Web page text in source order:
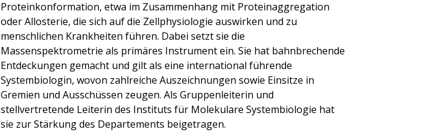
Proteinkonformation, etwa im Zusammenhang mit Proteinaggregation
oder Allosterie, die sich auf die Zellphysiologie auswirken und zu
menschlichen Krankheiten führen. Dabei setzt sie die
Massenspektrometrie als primäres Instrument ein. Sie hat bahnbrechende
Entdeckungen gemacht und gilt als eine international führende
Systembiologin, wovon zahlreiche Auszeichnungen sowie Einsitze in
Gremien und Ausschüssen zeugen. Als Gruppenleiterin und
stellvertretende Leiterin des Instituts für Molekulare Systembiologie hat
sie zur Stärkung des Departements beigetragen.